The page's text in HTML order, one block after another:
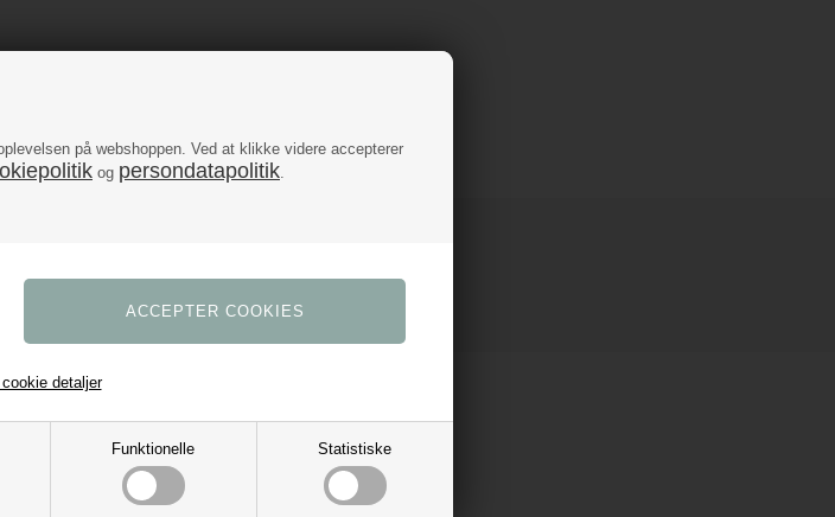
på webshoppen. Ved at klikke videre accepterer
og persondatapolitik.
Funktionelle Statistiske
detaljer
idéer, tilbud og nyheder.
ved bekræftelse.